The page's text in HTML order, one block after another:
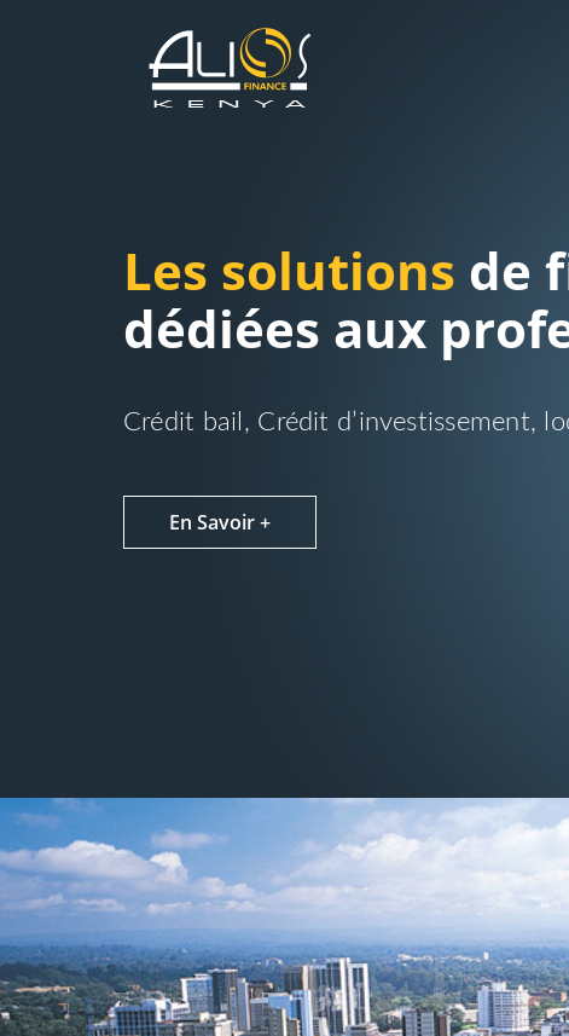
Les solutions de
dédiées aux
Crédit bail, Crédit d’investissement,
En Savoir +